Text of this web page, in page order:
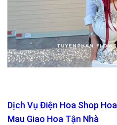
Dịch Vụ Điện Hoa Shop
Mau Giao Hoa Tận Nhà